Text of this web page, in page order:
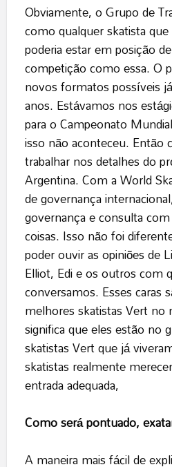
Obviamente, o Grupo de
como qualquer skatista
poderia estar em posição
competição como essa. O
novos formatos possíveis
anos. Estávamos nos
para o Campeonato
isso não aconteceu. Então
trabalhar nos detalhes do
Argentina. Com a World
de governança
governança e consulta
coisas. Isso não foi
poder ouvir as opiniões de
Elliot, Edi e os outros com
conversamos. Esses caras
melhores skatistas Vert
significa que eles estão no
skatistas Vert que já
skatistas realmente
entrada adequada,
Como será pontuado,
A maneira mais fácil de